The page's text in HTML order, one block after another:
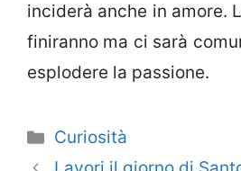
inciderà anche in amore.
finiranno ma ci sarà
esplodere la passione.
Categorie
Curiosità